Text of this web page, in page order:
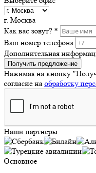
г. Москва
Как вас зовут? *
Ваш номер телефона
Дополнительная
Получить предложение
Нажимая на кнопку
согласие на обработку
Наши партнеры
Основное